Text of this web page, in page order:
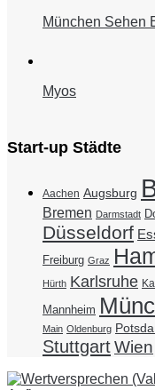
München Sehen
Myos
Start-up Städte
Aachen Augsburg
Bremen Darmstadt
Düsseldorf
Freiburg Graz
Hürth Karlsruhe
Mannheim
Main Oldenburg
StuttgartWien